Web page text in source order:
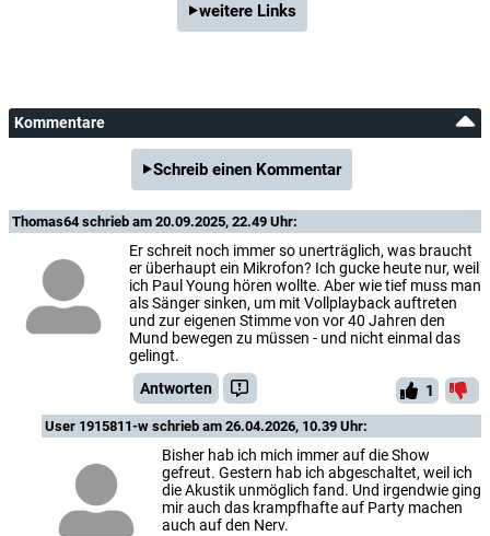
weitere Links
Kommentare
Schreib einen Kommentar
Thomas64schrieb am 20.09.2025, 22.49 Uhr:
Er schreit noch immer so unerträglich, was braucht
er überhaupt ein Mikrofon? Ich gucke heute nur, weil
ich Paul Young hören wollte. Aber wie tief muss man
als Sänger sinken, um mit Vollplayback auftreten
und zur eigenen Stimme von vor 40 Jahren den
Mund bewegen zu müssen - und nicht einmal das
gelingt.
Antworten
1
User 1915811-w schrieb am 26.04.2026, 10.39 Uhr:
Bisher hab ich mich immer auf die Show
gefreut. Gestern hab ich abgeschaltet, weil ich
die Akustik unmöglich fand. Und irgendwie ging
mir auch das krampfhafte auf Party machen
auch auf den Nerv.